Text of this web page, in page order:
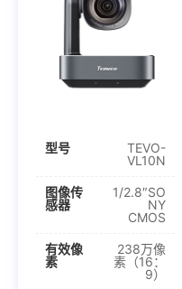
型号
TEVO-
VL10N
图像传
感器
1/2.8″SO
NY
CMOS
有效像
素
238万像
素（16：
9）